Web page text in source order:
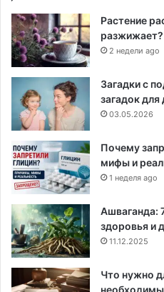
Растение
разжижает?
2 недели ago
Загадки с
загадок для
03.05.2026
Почему
мифы и
1 неделя ago
Ашваганда:
здоровья и
11.12.2025
Что нужно